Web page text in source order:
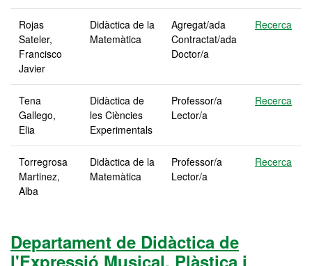
Rojas
Sateler,
Francisco
Javier
Didàctica de la
Matemàtica
Agregat/ada
Contractat/ada
Doctor/a
Recerca
Tena
Gallego,
Elia
Didàctica de
les Ciències
Experimentals
Professor/a
Lector/a
Recerca
Torregrosa
Martinez,
Alba
Didàctica de la
Matemàtica
Professor/a
Lector/a
Recerca
Departament de Didàctica de
l'Expressió Musical, Plàstica i